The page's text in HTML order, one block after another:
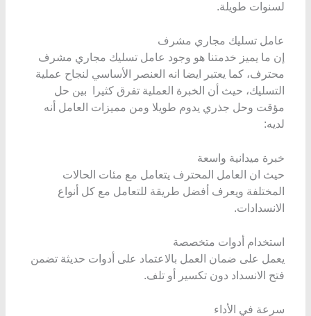
لسنوات طويلة.
عامل تسليك مجاري مشرف
إن ما يميز خدمتنا هو وجود عامل تسليك مجاري مشرف
محترف، كما يعتبر ايضا انه العنصر الأساسي لنجاح عملية
التسليك، حيث أن الخبرة العملية تفرق كثيرا بين حل
مؤقت وحل جذري يدوم طويلا ومن مميزات العامل أنه
لديه:
خبرة ميدانية واسعة
حيث ان العامل المحترف يتعامل مع مئات الحالات
المختلفة ويعرف أفضل طريقة للتعامل مع كل أنواع
الانسدادات.
استخدام أدوات متخصصة
يعمل على ضمان العمل بالاعتماد على أدوات حديثة تضمن
فتح الانسداد دون تكسير أو تلف.
سرعة في الأداء